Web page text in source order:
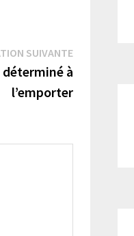
SUIVANTEPublication
suivante :
déterminé à
l’emporter